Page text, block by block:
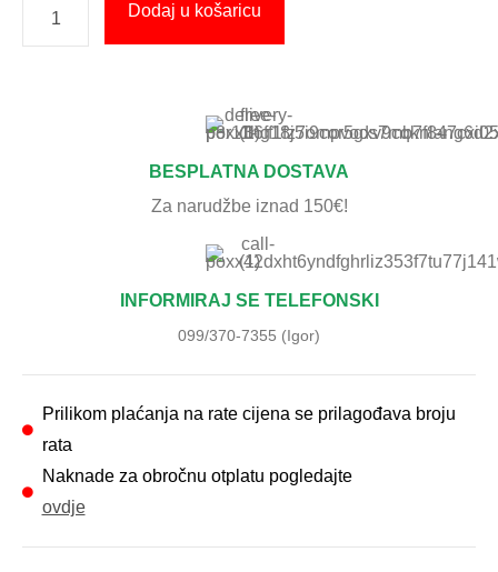
Dodaj u košaricu
BESPLATNA DOSTAVA
Za narudžbe iznad 150€!
INFORMIRAJ SE TELEFONSKI
099/370-7355 (Igor)
Prilikom plaćanja na rate cijena se prilagođava broju
rata
Naknade za obročnu otplatu pogledajte
ovdje